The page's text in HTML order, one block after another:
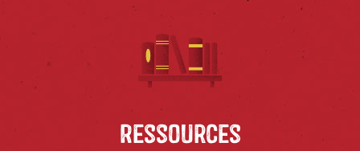
Ressources